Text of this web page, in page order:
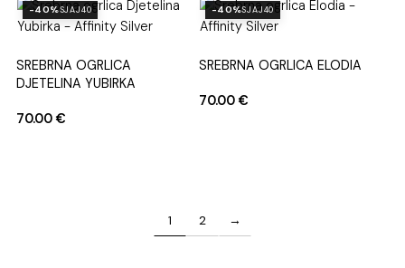
SREBRNA OGRLICA
DJETELINA YUBIRKA
70.00€
-40%SJAJ40
SREBRNA OGRLICA ELODIA
70.00€
-40%SJAJ40
1 2 →